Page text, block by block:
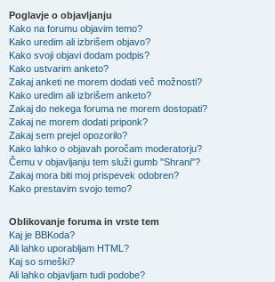
Poglavje o objavljanju
Kako na forumu objavim temo?
Kako uredim ali izbrišem objavo?
Kako svoji objavi dodam podpis?
Kako ustvarim anketo?
Zakaj anketi ne morem dodati več možnosti?
Kako uredim ali izbrišem anketo?
Zakaj do nekega foruma ne morem dostopati?
Zakaj ne morem dodati priponk?
Zakaj sem prejel opozorilo?
Kako lahko o objavah poročam moderatorju?
Čemu v objavljanju tem služi gumb "Shrani"?
Zakaj mora biti moj prispevek odobren?
Kako prestavim svojo temo?
Oblikovanje foruma in vrste tem
Kaj je BBKoda?
Ali lahko uporabljam HTML?
Kaj so smeški?
Ali lahko objavljam tudi podobe?